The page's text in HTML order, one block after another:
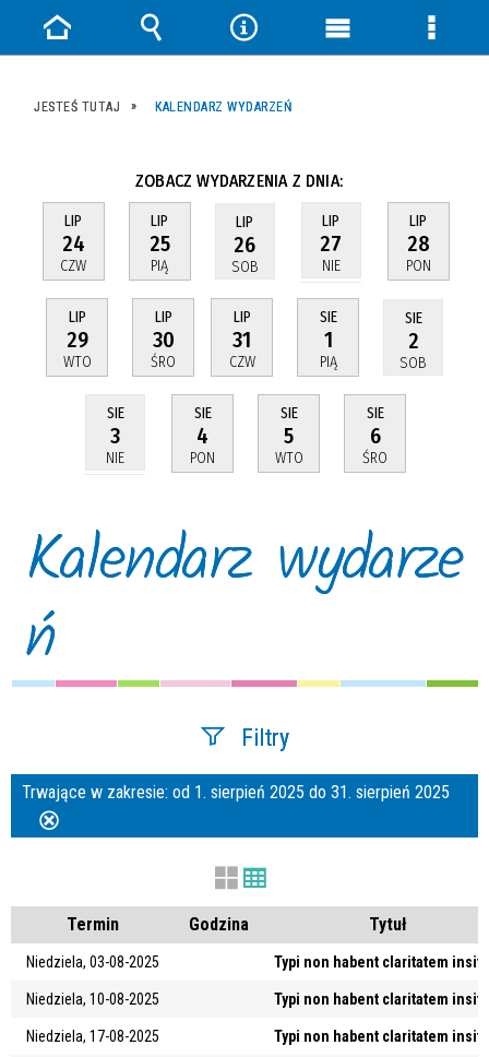
JESTEŚ TUTAJ KALENDARZ WYDARZEŃ
ZOBACZ WYDARZENIA Z DNIA:
LIP
24
CZW
LIP
25
PIĄ
LIP
26
SOB
LIP
27
NIE
LIP
28
PON
LIP
29
WTO
LIP
30
ŚRO
LIP
31
CZW
SIE
1
PIĄ
SIE
2
SOB
SIE
3
NIE
SIE
4
PON
SIE
5
WTO
SIE
6
ŚRO
Kalendarz wydarze
ń
Filtry
Szukana fraza
Trwające w zakresie
Trwające w zakresie: od 1. sierpień 2025 do 31. sierpień 2025
Termin Godzina Tytuł
Niedziela, 03-08-2025 Typi non habent claritatem
Niedziela, 10-08-2025 Typi non habent claritatem
Niedziela, 17-08-2025 Typi non habent claritatem
Strona
główna
Wyszukiwarka
NarzędziaMenu
Menu